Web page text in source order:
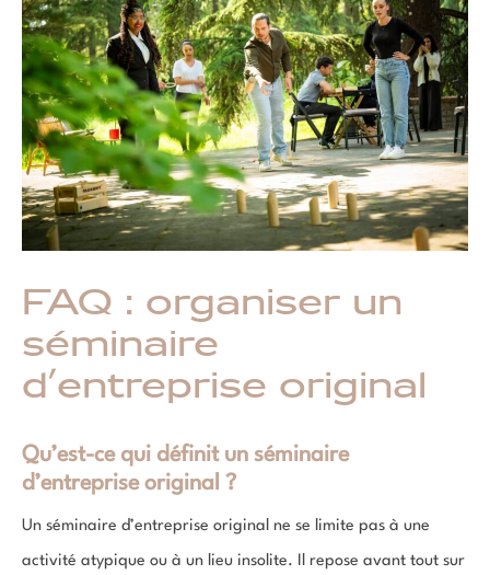
FAQ : organiser un
séminaire
d’entreprise original
Qu’est-ce qui définit un séminaire
d’entreprise original ?
Un séminaire d’entreprise original ne se limite pas à une
activité atypique ou à un lieu insolite. Il repose avant tout sur